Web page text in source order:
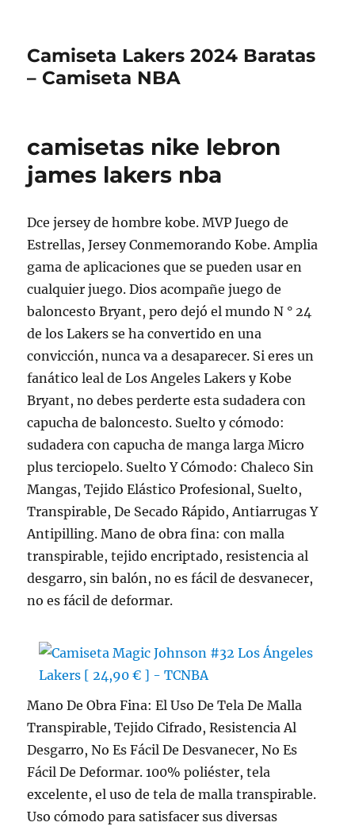
Camiseta Lakers 2024 Baratas
– Camiseta NBA
camisetas nike lebron
james lakers nba
Dce jersey de hombre kobe. MVP Juego de
Estrellas, Jersey Conmemorando Kobe. Amplia
gama de aplicaciones que se pueden usar en
cualquier juego. Dios acompañe juego de
baloncesto Bryant, pero dejó el mundo N ° 24
de los Lakers se ha convertido en una
convicción, nunca va a desaparecer. Si eres un
fanático leal de Los Angeles Lakers y Kobe
Bryant, no debes perderte esta sudadera con
capucha de baloncesto. Suelto y cómodo:
sudadera con capucha de manga larga Micro
plus terciopelo. Suelto Y Cómodo: Chaleco Sin
Mangas, Tejido Elástico Profesional, Suelto,
Transpirable, De Secado Rápido, Antiarrugas Y
Antipilling. Mano de obra fina: con malla
transpirable, tejido encriptado, resistencia al
desgarro, sin balón, no es fácil de desvanecer,
no es fácil de deformar.
Mano De Obra Fina: El Uso De Tela De Malla
Transpirable, Tejido Cifrado, Resistencia Al
Desgarro, No Es Fácil De Desvanecer, No Es
Fácil De Deformar. 100% poliéster, tela
excelente, el uso de tela de malla transpirable.
Uso cómodo para satisfacer sus diversas